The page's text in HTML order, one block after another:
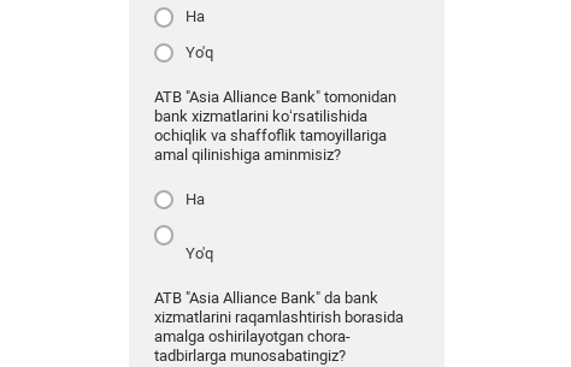
Ha
Yo'q
ATB "Asia Alliance Bank" tomonidan
bank xizmatlarini ko‘rsatilishida
ochiqlik va shaffoflik tamoyillariga
amal qilinishiga aminmisiz?
Ha
Yo'q
ATB "Asia Alliance Bank" da bank
xizmatlarini raqamlashtirish borasida
amalga oshirilayotgan chora-
tadbirlarga munosabatingiz?